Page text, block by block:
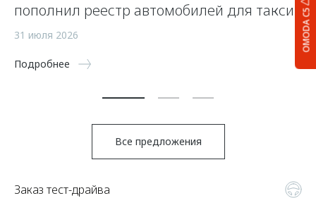
OMODA C5
пополнил реестр автомобилей для такси
31 июля 2026
Подробнее
5
Все предложения
Заказ тест-драйва